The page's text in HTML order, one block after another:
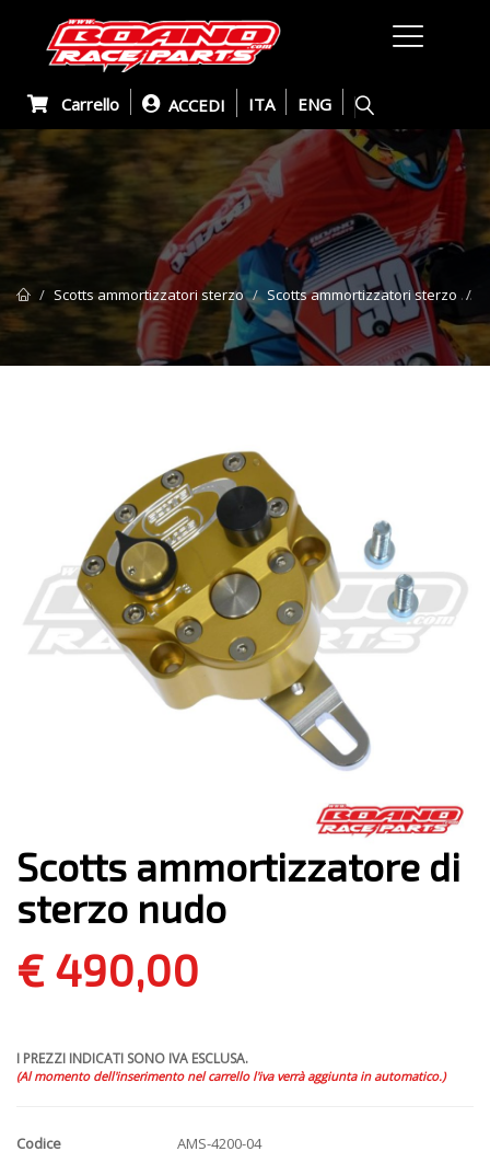
Carrello ACCEDI ITA ENG
Scotts ammortizzatori sterzo Scotts ammortizzatori sterzo
Scotts ammortizzatore di
sterzo nudo
€ 490,00
I PREZZI INDICATI SONO IVA ESCLUSA.
(Al momento dell'inserimento nel carrello l'iva verrà aggiunta in automatico.)
Codice
AMS-4200-04